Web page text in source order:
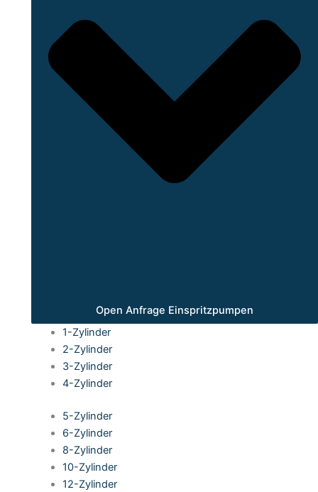
Open Anfrage Einspritzpumpen
1-Zylinder
2-Zylinder
3-Zylinder
4-Zylinder
5-Zylinder
6-Zylinder
8-Zylinder
10-Zylinder
12-Zylinder